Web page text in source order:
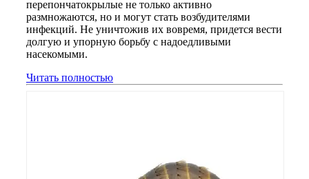
перепончатокрылые не только активно
размножаются, но и могут стать возбудителями
инфекций. Не уничтожив их вовремя, придется вести
долгую и упорную борьбу с надоедливыми
насекомыми.
Читать полностью